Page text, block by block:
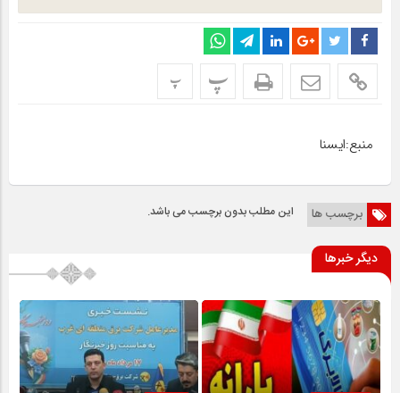
پ پ
منبع:ایسنا
برچسب ها این مطلب بدون برچسب می باشد.
دیگر خبرها